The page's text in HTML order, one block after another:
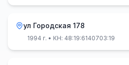
ул Городская 178
1994 г. • КН: 48:19:6140703:19